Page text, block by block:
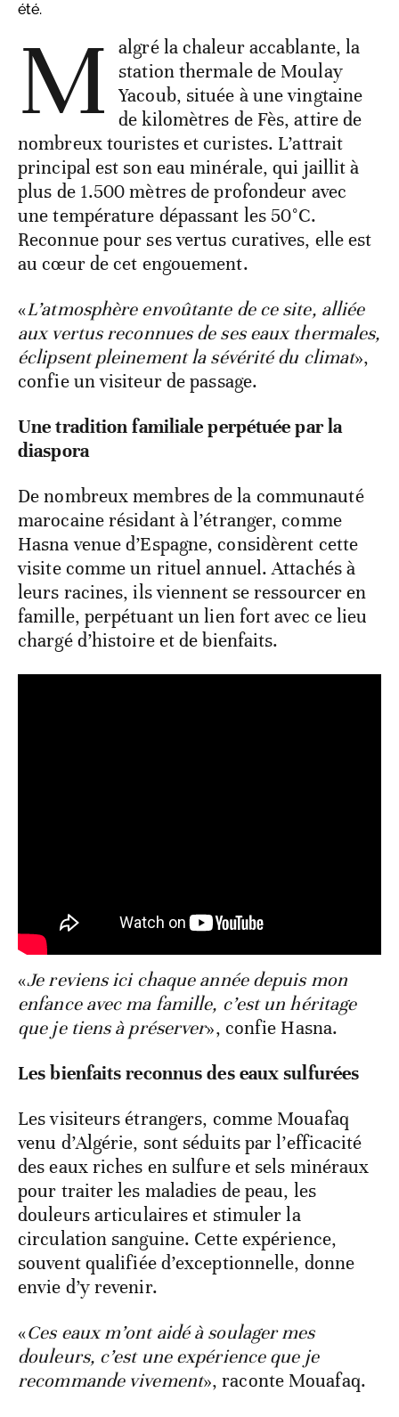
été.
M
algré la chaleur accablante, la
station thermale de Moulay
Yacoub, située à une vingtaine
de kilomètres de Fès, attire de
nombreux touristes et curistes. L’attrait
principal est son eau minérale, qui jaillit à
plus de 1.500 mètres de profondeur avec
une température dépassant les 50°C.
Reconnue pour ses vertus curatives, elle est
au cœur de cet engouement.
«L’atmosphère envoûtante de ce site, alliée
aux vertus reconnues de ses eaux thermales,
éclipsent pleinement la sévérité du climat»,
confie un visiteur de passage.
Une tradition familiale perpétuée par la
diaspora
De nombreux membres de la communauté
marocaine résidant à l’étranger, comme
Hasna venue d’Espagne, considèrent cette
visite comme un rituel annuel. Attachés à
leurs racines, ils viennent se ressourcer en
famille, perpétuant un lien fort avec ce lieu
chargé d’histoire et de bienfaits.
«Je reviens ici chaque année depuis mon
enfance avec ma famille, c’est un héritage
que je tiens à préserver», confie Hasna.
Les bienfaits reconnus des eaux sulfurées
Les visiteurs étrangers, comme Mouafaq
venu d’Algérie, sont séduits par l’efficacité
des eaux riches en sulfure et sels minéraux
pour traiter les maladies de peau, les
douleurs articulaires et stimuler la
circulation sanguine. Cette expérience,
souvent qualifiée d’exceptionnelle, donne
envie d’y revenir.
«Ces eaux m’ont aidé à soulager mes
douleurs, c’est une expérience que je
recommande vivement», raconte Mouafaq.